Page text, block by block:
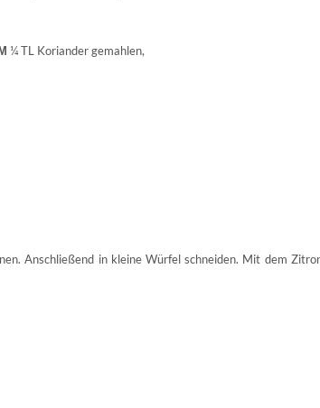
¼ TL Koriander gemahlen,
Anschließend in kleine Würfel schneiden. Mit dem